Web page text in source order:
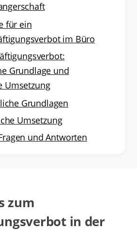
für ein
im Büro
Grundlage und
Umsetzung
Grundlagen
Umsetzung
und Antworten
zum
in der